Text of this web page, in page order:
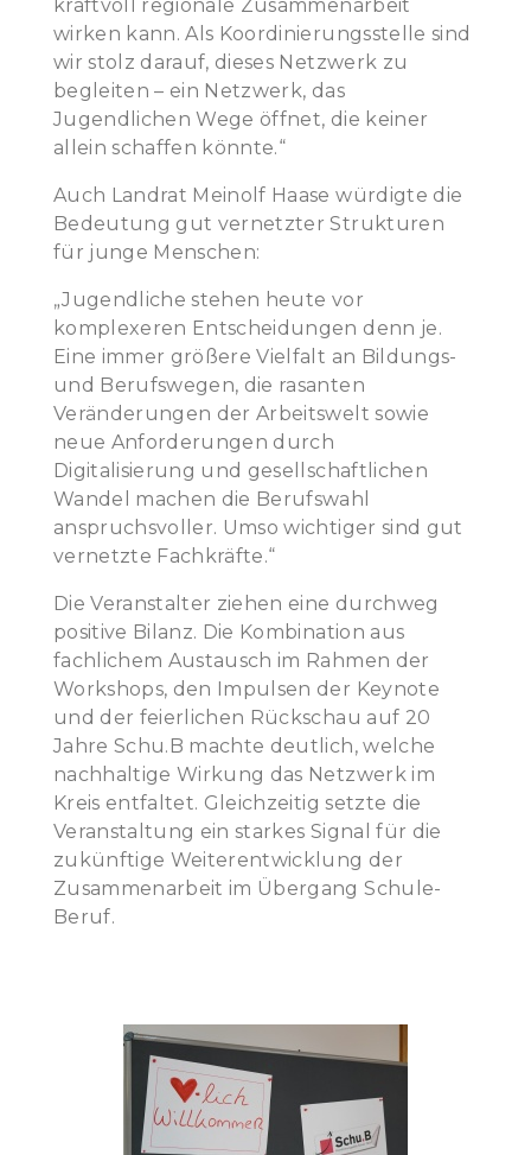
kraftvoll regionale Zusammenarbeit
wirken kann. Als Koordinierungsstelle sind
wir stolz darauf, dieses Netzwerk zu
begleiten – ein Netzwerk, das
Jugendlichen Wege öffnet, die keiner
allein schaffen könnte.“
Auch Landrat Meinolf Haase würdigte die
Bedeutung gut vernetzter Strukturen
für junge Menschen:
„Jugendliche stehen heute vor
komplexeren Entscheidungen denn je.
Eine immer größere Vielfalt an Bildungs-
und Berufswegen, die rasanten
Veränderungen der Arbeitswelt sowie
neue Anforderungen durch
Digitalisierung und gesellschaftlichen
Wandel machen die Berufswahl
anspruchsvoller. Umso wichtiger sind gut
vernetzte Fachkräfte.“
Die Veranstalter ziehen eine durchweg
positive Bilanz. Die Kombination aus
fachlichem Austausch im Rahmen der
Workshops, den Impulsen der Keynote
und der feierlichen Rückschau auf 20
Jahre Schu.B machte deutlich, welche
nachhaltige Wirkung das Netzwerk im
Kreis entfaltet. Gleichzeitig setzte die
Veranstaltung ein starkes Signal für die
zukünftige Weiterentwicklung der
Zusammenarbeit im Übergang Schule-
Beruf.